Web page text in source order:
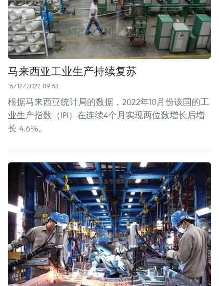
马来西亚工业生产持续复苏
15/12/2022 09:53
根据马来西亚统计局的数据，2022年10月份该国的工
业生产指数（IPI）在连续4个月实现两位数增长后增
长 4.6%。